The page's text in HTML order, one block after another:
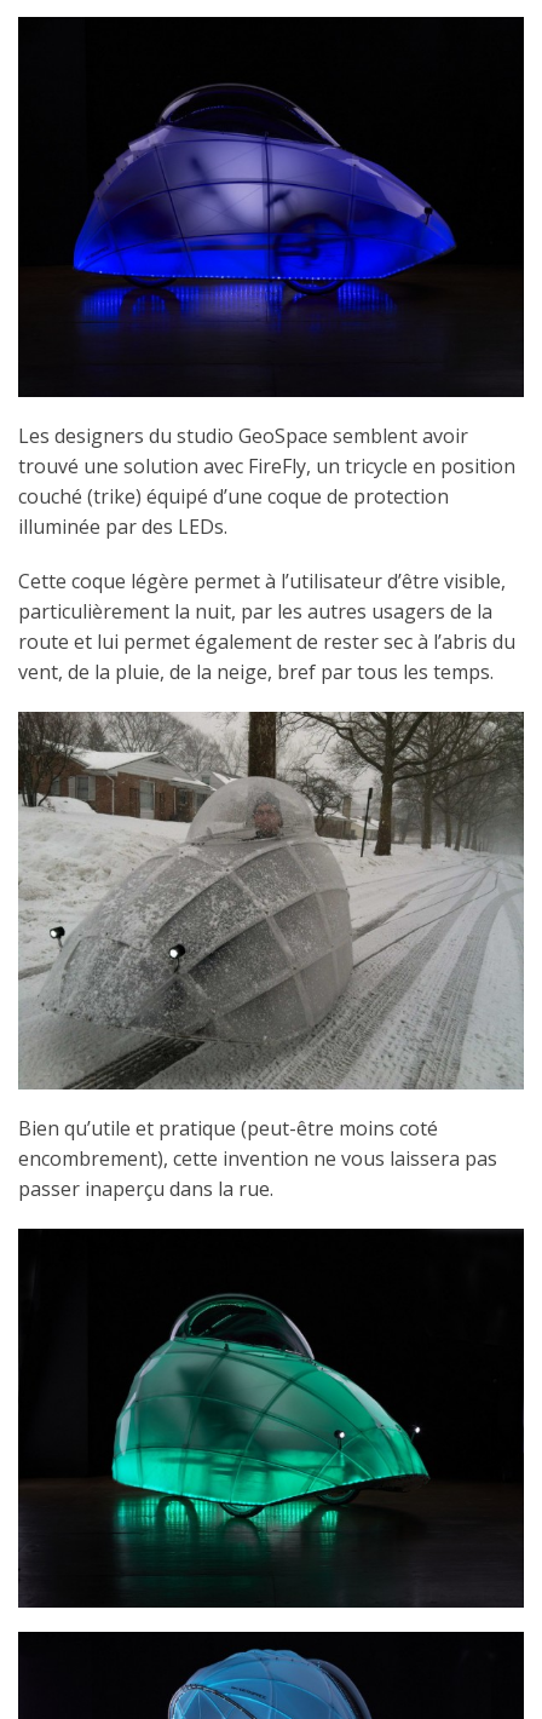
Les designers du studio GeoSpace semblent avoir
trouvé une solution avec FireFly, un tricycle en position
couché (trike) équipé d’une coque de protection
illuminée par des LEDs.
Cette coque légère permet à l’utilisateur d’être visible,
particulièrement la nuit, par les autres usagers de la
route et lui permet également de rester sec à l’abris du
vent, de la pluie, de la neige, bref par tous les temps.
Bien qu’utile et pratique (peut-être moins coté
encombrement), cette invention ne vous laissera pas
passer inaperçu dans la rue.